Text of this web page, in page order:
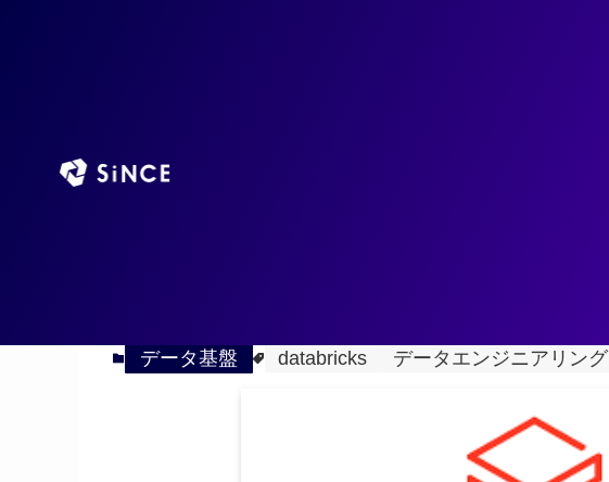
データ基盤 databricks データエンジニアリング